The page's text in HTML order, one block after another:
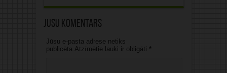
Jūsu komentārs
Jūsu e-pasta adrese netiks
publicēta.Atzīmētie lauki ir obligāti *